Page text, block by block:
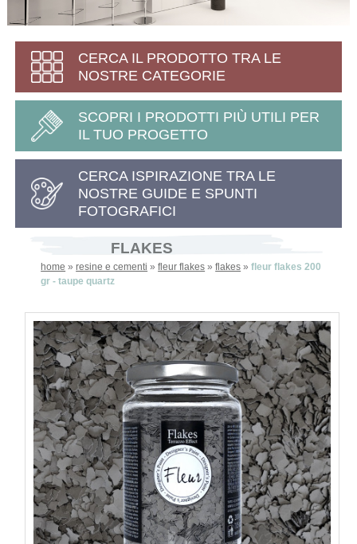
CERCA IL PRODOTTO TRA LE
NOSTRE CATEGORIE
SCOPRI I PRODOTTI PIÙ UTILI PER
IL TUO PROGETTO
CERCA ISPIRAZIONE TRA LE
NOSTRE GUIDE E SPUNTI
FOTOGRAFICI
FLAKES
home »resine e cementi »fleur flakes »flakes »fleur flakes 200
gr - taupe quartz